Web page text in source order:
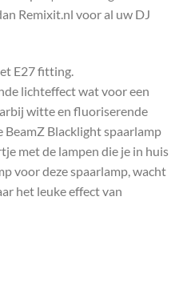
Remixit.nl voor al uw DJ
E27 fitting.
lichteffect wat voor een
witte en fluoriserende
Blacklight spaarlamp
met de lampen die je in huis
voor deze spaarlamp, wacht
het leuke effect van